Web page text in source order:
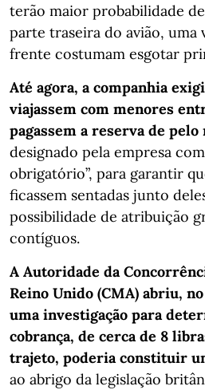
terão maior probabilidade
parte traseira do avião, uma
frente costumam esgotar
Até agora, a companhia
viajassem com menores
pagassem a reserva de
designado pela empresa
obrigatório”, para garantir
ficassem sentadas junto
possibilidade de atribuição
contíguos.
A Autoridade da
Reino Unido (CMA) abriu,
uma investigação para
cobrança, de cerca de 8
trajeto, poderia constituir
ao abrigo da legislação